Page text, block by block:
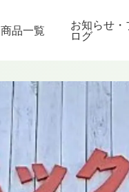
商品一覧 お知らせ・
ログ